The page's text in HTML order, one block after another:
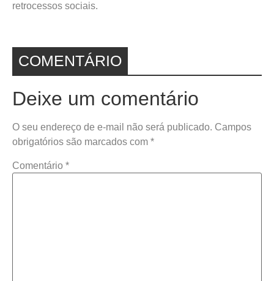
retrocessos sociais.
COMENTÁRIO
Deixe um comentário
O seu endereço de e-mail não será publicado. Campos
obrigatórios são marcados com *
Comentário *